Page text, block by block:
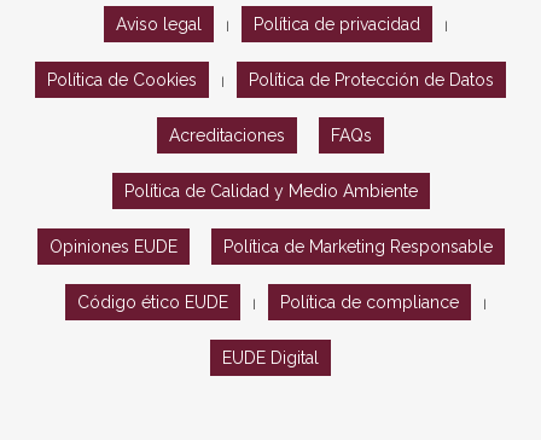
Aviso legal Política de privacidad
Política de Cookies Política de Protección de Datos
Acreditaciones FAQs
Política de Calidad y Medio Ambiente
Opiniones EUDE Política de Marketing Responsable
Código ético EUDE Política de compliance
EUDE Digital